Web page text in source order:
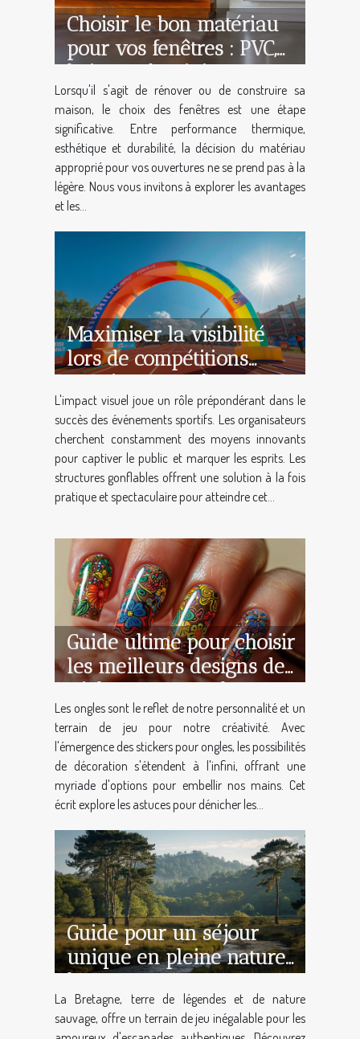
Choisir le bon matériau
pour vos fenêtres : PVC,
bois ou aluminium
Lorsqu'il s'agit de rénover ou de construire sa
maison, le choix des fenêtres est une étape
significative. Entre performance thermique,
esthétique et durabilité, la décision du matériau
approprié pour vos ouvertures ne se prend pas à la
légère. Nous vous invitons à explorer les avantages
et les...
Maximiser la visibilité
lors de compétitions
sportives avec des
structures gonflables
L'impact visuel joue un rôle prépondérant dans le
succès des événements sportifs. Les organisateurs
cherchent constamment des moyens innovants
pour captiver le public et marquer les esprits. Les
structures gonflables offrent une solution à la fois
pratique et spectaculaire pour atteindre cet...
Guide ultime pour choisir
les meilleurs designs de
stickers pour ongles
Les ongles sont le reflet de notre personnalité et un
terrain de jeu pour notre créativité. Avec
l'émergence des stickers pour ongles, les possibilités
de décoration s'étendent à l'infini, offrant une
myriade d'options pour embellir nos mains. Cet
écrit explore les astuces pour dénicher les...
Guide pour un séjour
unique en pleine nature
bretonne
La Bretagne, terre de légendes et de nature
sauvage, offre un terrain de jeu inégalable pour les